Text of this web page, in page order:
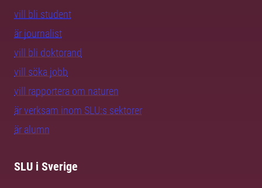
vill bli student
är journalist
vill bli doktorand
vill söka jobb
vill rapportera om naturen
är verksam inom SLU:s sektorer
är alumn
SLU i Sverige